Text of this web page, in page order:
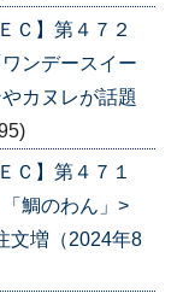
Ｃ】第４７２
ンデースイー
カヌレが話題
Ｃ】第４７１
鯛のわん」>
文増（2024年8